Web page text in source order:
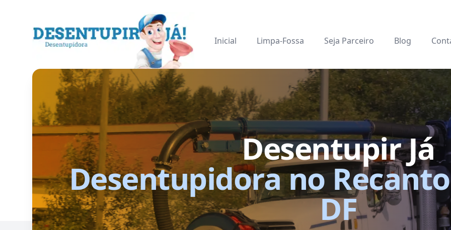
Inicial Limpa-Fossa Seja Parceiro Blog
Desentupir Já
Desentupidora no
DF